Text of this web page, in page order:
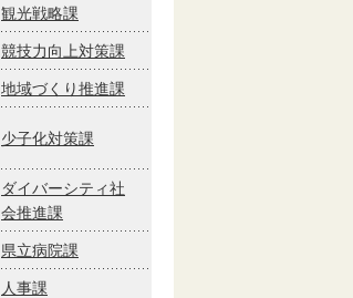
観光戦略課
競技力向上対策課
地域づくり推進課
少子化対策課
ダイバーシティ社
会推進課
県立病院課
人事課